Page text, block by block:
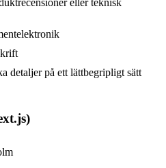
eller teknisk
detaljer på ett lättbegripligt sätt